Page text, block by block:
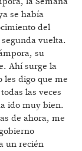
se había
del
vuelta.
su
Ahí surge la
les digo que me
las veces
ido muy bien.
de ahora, me
un recién